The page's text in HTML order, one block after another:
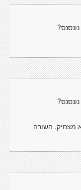
נונסנס?
נונסנס?
מצחיק. השורה